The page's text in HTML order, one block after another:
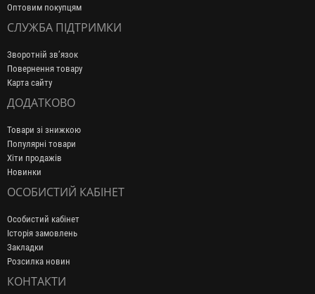
Оптовим покупцям
СЛУЖБА ПІДТРИМКИ
Зворотній зв’язок
Повернення товару
Карта сайту
ДОДАТКОВО
Товари зі знижкою
Популярні товари
Хіти продажів
Новинки
ОСОБИСТИЙ КАБІНЕТ
Особистий кабінет
Історія замовлень
Закладки
Розсилка новин
КОНТАКТИ